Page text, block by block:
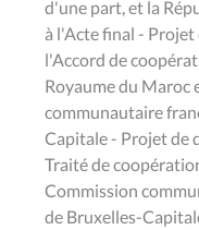
d'une part, et la
à l'Acte final -
l'Accord de
Royaume du Maroc
communautaire
Capitale - Projet de
Traité de
Commission
de Bruxelles-